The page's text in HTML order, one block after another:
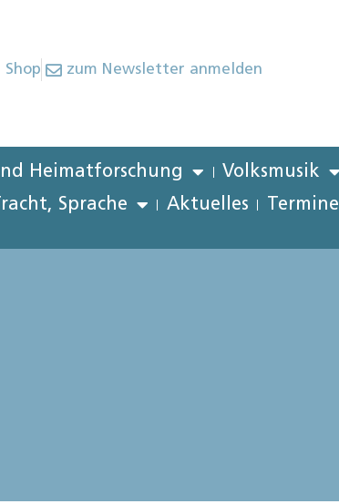
Shop zum Newsletter anmelden
Heimatforschung Volksmusik
Sprache
Aktuelles Termine